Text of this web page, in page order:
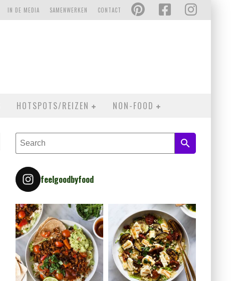
CONTACT
SAMENWERKEN
IN DE MEDIA
HOTSPOTS/REIZEN NON-FOOD
feelgoodbyfood